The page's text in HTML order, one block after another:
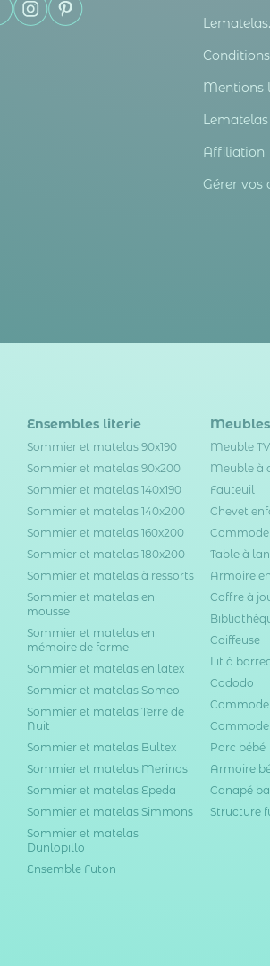
Mentions
Affiliation
Gérer vos
Ensembles literie
Sommier et matelas 90x190
Sommier et matelas 90x200
Sommier et matelas 140x190
Sommier et matelas 140x200
Sommier et matelas 160x200
Sommier et matelas 180x200
Sommier et matelas à ressorts
Sommier et matelas en
mousse
Sommier et matelas en
mémoire de forme
Sommier et matelas en latex
Sommier et matelas Someo
Sommier et matelas Terre de
Nuit
Sommier et matelas Bultex
Sommier et matelas Merinos
Sommier et matelas Epeda
Sommier et matelas Simmons
Sommier et matelas
Dunlopillo
Ensemble Futon
Meubles
Meuble TV
Meuble à
Fauteuil
Chevet
Table à
Armoire
Coffre à
Coiffeuse
Lit à
Cododo
Parc bébé
Armoire
Canapé
Structure